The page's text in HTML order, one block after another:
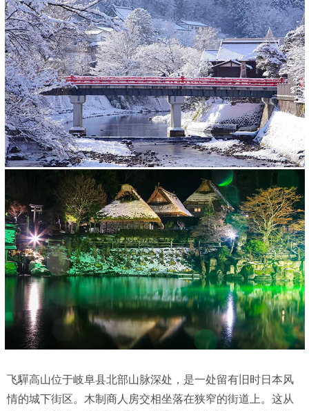
飞驒高山位于岐阜县北部山脉深处，是一处留有旧时日本风
情的城下街区。木制商人房交相坐落在狭窄的街道上。这从